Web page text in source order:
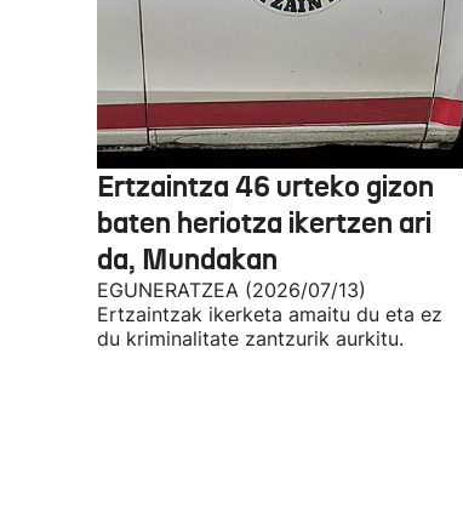
Ertzaintza 46 urteko gizon
baten heriotza ikertzen ari
da, Mundakan
EGUNERATZEA (2026/07/13)
Ertzaintzak ikerketa amaitu du eta ez
du kriminalitate zantzurik aurkitu.